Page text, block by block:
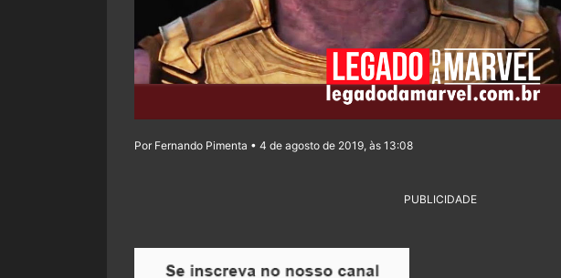
Por Fernando Pimenta • 4 de agosto de 2019, às 13:08
PUBLICIDADE